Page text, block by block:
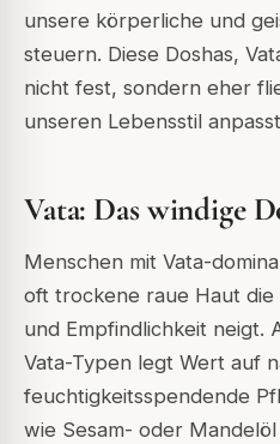
unsere körperliche und
steuern. Diese Doshas,
nicht fest, sondern eher
unseren Lebensstil anpasst
Vata: Das windige
Menschen mit Vata-
oft trockene raue Haut die
und Empfindlichkeit neigt.
Vata-Typen legt Wert auf
feuchtigkeitsspendende
wie Sesam- oder Mandelöl